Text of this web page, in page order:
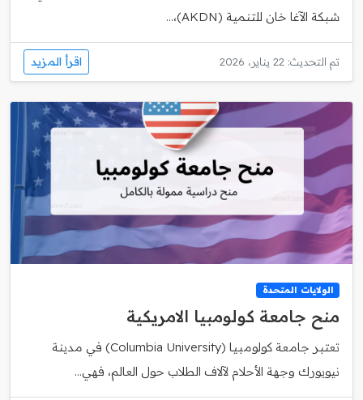
شبكة الآغا خان للتنمية (AKDN)،...
تم التحديث: 22 يناير، 2026 اقرأ المزيد
الولايات المتحدة
منح جامعة كولومبيا الامريكية
تعتبر جامعة كولومبيا (Columbia University) في مدينة
نيويورك وجهة الأحلام لآلاف الطلاب حول العالم، فهي...